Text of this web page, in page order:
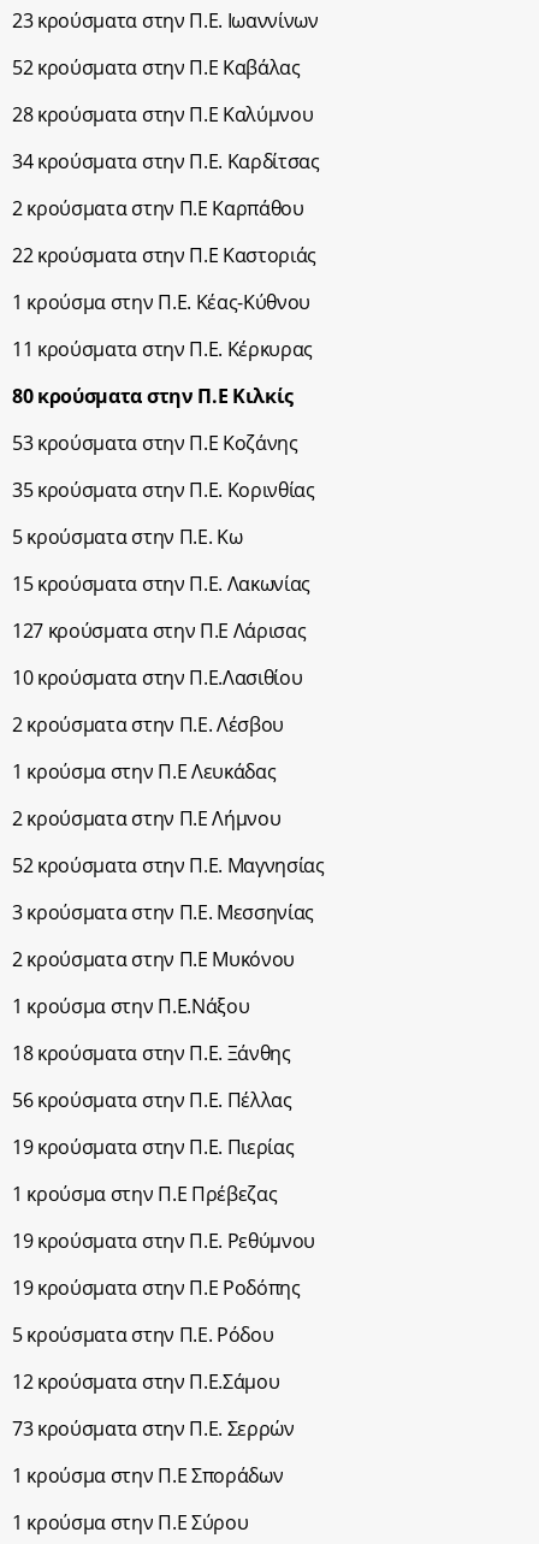
23 κρούσματα στην Π.Ε. Ιωαννίνων
52 κρούσματα στην Π.Ε Καβάλας
28 κρούσματα στην Π.Ε Καλύμνου
34 κρούσματα στην Π.Ε. Καρδίτσας
2 κρούσματα στην Π.Ε Καρπάθου
22 κρούσματα στην Π.Ε Καστοριάς
1 κρούσμα στην Π.Ε. Κέας-Κύθνου
11 κρούσματα στην Π.Ε. Κέρκυρας
80 κρούσματα στην Π.Ε Κιλκίς
53 κρούσματα στην Π.Ε Κοζάνης
35 κρούσματα στην Π.Ε. Κορινθίας
5 κρούσματα στην Π.Ε. Κω
15 κρούσματα στην Π.Ε. Λακωνίας
127 κρούσματα στην Π.Ε Λάρισας
10 κρούσματα στην Π.Ε.Λασιθίου
2 κρούσματα στην Π.Ε. Λέσβου
1 κρούσμα στην Π.Ε Λευκάδας
2 κρούσματα στην Π.Ε Λήμνου
52 κρούσματα στην Π.Ε. Μαγνησίας
3 κρούσματα στην Π.Ε. Μεσσηνίας
2 κρούσματα στην Π.Ε Μυκόνου
1 κρούσμα στην Π.Ε.Νάξου
18 κρούσματα στην Π.Ε. Ξάνθης
56 κρούσματα στην Π.Ε. Πέλλας
19 κρούσματα στην Π.Ε. Πιερίας
1 κρούσμα στην Π.Ε Πρέβεζας
19 κρούσματα στην Π.Ε. Ρεθύμνου
19 κρούσματα στην Π.Ε Ροδόπης
5 κρούσματα στην Π.Ε. Ρόδου
12 κρούσματα στην Π.Ε.Σάμου
73 κρούσματα στην Π.Ε. Σερρών
1 κρούσμα στην Π.Ε Σποράδων
1 κρούσμα στην Π.Ε Σύρου